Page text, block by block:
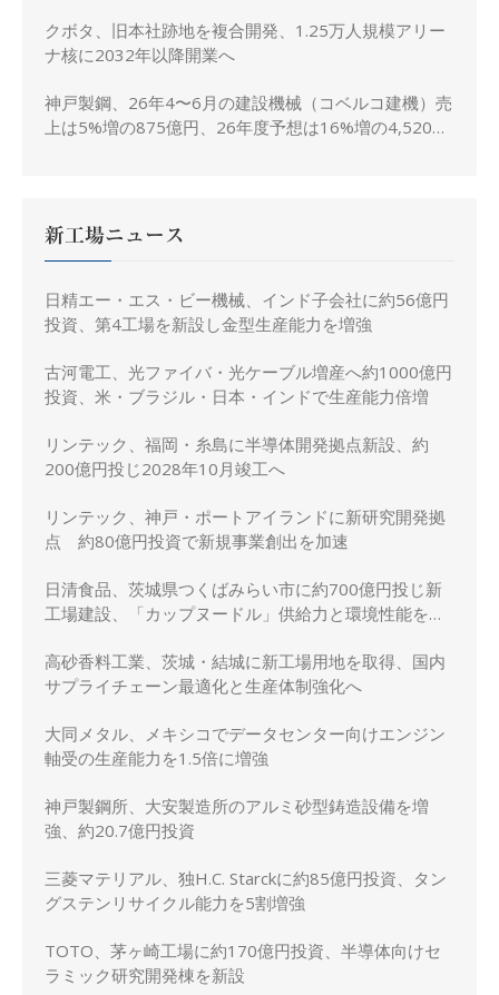
クボタ、旧本社跡地を複合開発、1.25万人規模アリー
ナ核に2032年以降開業へ
神戸製鋼、26年4〜6月の建設機械（コベルコ建機）売
上は5%増の875億円、26年度予想は16%増の4,520億
新工場ニュース
日精エー・エス・ビー機械、インド子会社に約56億円
投資、第4工場を新設し金型生産能力を増強
古河電工、光ファイバ・光ケーブル増産へ約1000億円
投資、米・ブラジル・日本・インドで生産能力倍増
リンテック、福岡・糸島に半導体開発拠点新設、約
200億円投じ2028年10月竣工へ
リンテック、神戸・ポートアイランドに新研究開発拠
点 約80億円投資で新規事業創出を加速
日清食品、茨城県つくばみらい市に約700億円投じ新
工場建設、「カップヌードル」供給力と環境性能を強
高砂香料工業、茨城・結城に新工場用地を取得、国内
サプライチェーン最適化と生産体制強化へ
大同メタル、メキシコでデータセンター向けエンジン
軸受の生産能力を1.5倍に増強
神戸製鋼所、大安製造所のアルミ砂型鋳造設備を増
強、約20.7億円投資
三菱マテリアル、独H.C. Starckに約85億円投資、タン
グステンリサイクル能力を5割増強
TOTO、茅ヶ崎工場に約170億円投資、半導体向けセ
ラミック研究開発棟を新設